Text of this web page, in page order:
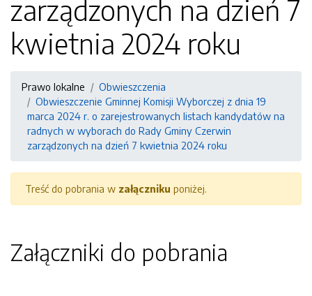
zarządzonych na dzień 7
kwietnia 2024 roku
Prawo lokalne
Obwieszczenia
Obwieszczenie Gminnej Komisji Wyborczej z dnia 19
marca 2024 r. o zarejestrowanych listach kandydatów na
radnych w wyborach do Rady Gminy Czerwin
zarządzonych na dzień 7 kwietnia 2024 roku
Treść do pobrania w załączniku poniżej.
Załączniki do pobrania